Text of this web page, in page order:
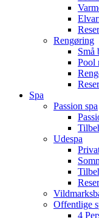
Rengøring
Små
Pool
Spa
Passion spa
Udespa
Offentlige
4